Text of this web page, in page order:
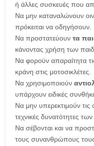
ή άλλες συσκευές που
Να μην καταναλώνουν
πρόκειται να οδηγήσουν.
Να προστατεύουν τα
κάνοντας χρήση των
Να φορούν απαραίτητα
κράνη στις μοτοσικλέτες.
Να χρησιμοποιούν
υπάρχουν ειδικές
Να μην υπερεκτιμούν τις
τεχνικές δυνατότητες
Να σέβονται και να
τους συνανθρώπους